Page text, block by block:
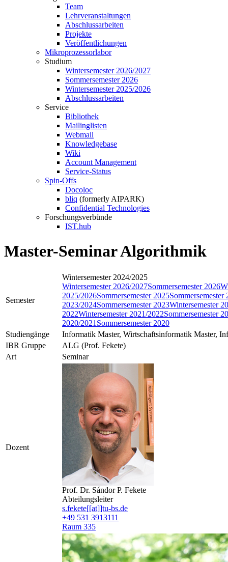
Team
Lehrveranstaltungen
Abschlussarbeiten
Projekte
Veröffentlichungen
Mikroprozessorlabor
Studium
Wintersemester 2026/2027
Sommersemester 2026
Wintersemester 2025/2026
Abschlussarbeiten
Service
Bibliothek
Mailinglisten
Webmail
Knowledgebase
Wiki
Account Management
Service-Status
Spin-Offs
Docoloc
bliq (formerly AIPARK)
Confidential Technologies
Forschungsverbünde
IST.hub
Master-Seminar Algorithmik
Semester
Wintersemester 2024/2025
Wintersemester 2026/2027Sommersemester 2026
2025/2026Sommersemester 2025Sommersemester
2023/2024Sommersemester 2023Wintersemester
2022Wintersemester 2021/2022Sommersemester
2020/2021Sommersemester 2020
Studiengänge
Informatik Master, Wirtschaftsinformatik Master,
IBR Gruppe
ALG (Prof. Fekete)
Art
Seminar
Dozent
Prof. Dr. Sándor P. Fekete
Abteilungsleiter
s.fekete[[at]]tu-bs.de
+49 531 3913111
Raum 335